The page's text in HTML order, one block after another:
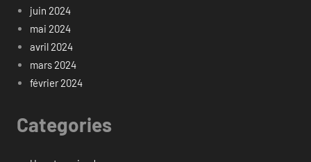
juin 2024
mai 2024
avril 2024
mars 2024
février 2024
Categories